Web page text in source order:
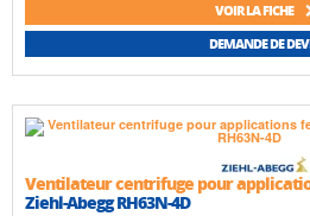
VOIR LA FICHE
DEMANDE DE
Ventilateur centrifuge pour
Ziehl-Abegg RH63N-4D